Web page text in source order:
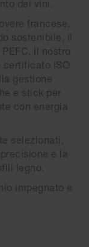
dei vini.
francese,
sostenibile, il
Il nostro
certificato ISO
gestione
e stick per
con energia
selezionati,
e la
legno.
impegnato e